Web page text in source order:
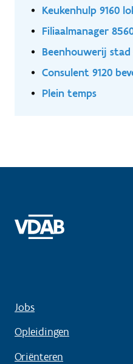
Keukenhulp 9160
Filiaalmanager
Beenhouwerij
Consulent 9120
Plein temps
Jobs
Opleidingen
Oriënteren